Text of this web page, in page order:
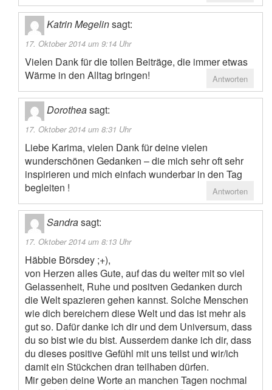
Katrin Megelinsagt:
17. Oktober 2014 um 9:14 Uhr
Vielen Dank für die tollen Beiträge, die immer etwas
Wärme in den Alltag bringen!
Antworten
Dorotheasagt:
17. Oktober 2014 um 8:31 Uhr
Liebe Karima, vielen Dank für deine vielen
wunderschönen Gedanken – die mich sehr oft sehr
inspirieren und mich einfach wunderbar in den Tag
begleiten !
Antworten
Sandrasagt:
17. Oktober 2014 um 8:13 Uhr
Häbbie Börsdey ;+),
von Herzen alles Gute, auf das du weiter mit so viel
Gelassenheit, Ruhe und positven Gedanken durch
die Welt spazieren gehen kannst. Solche Menschen
wie dich bereichern diese Welt und das ist mehr als
gut so. Dafür danke ich dir und dem Universum, dass
du so bist wie du bist. Ausserdem danke ich dir, dass
du dieses positive Gefühl mit uns teilst und wir/ich
damit ein Stückchen dran teilhaben dürfen.
Mir geben deine Worte an manchen Tagen nochmal